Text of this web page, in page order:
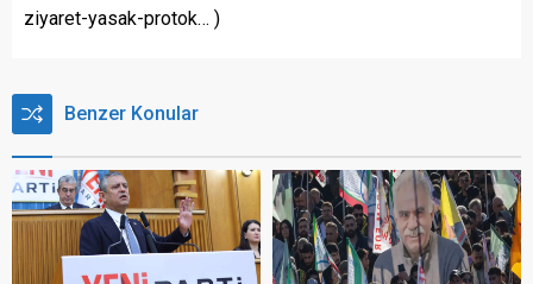
ziyaret-yasak-protok… )
Benzer Konular